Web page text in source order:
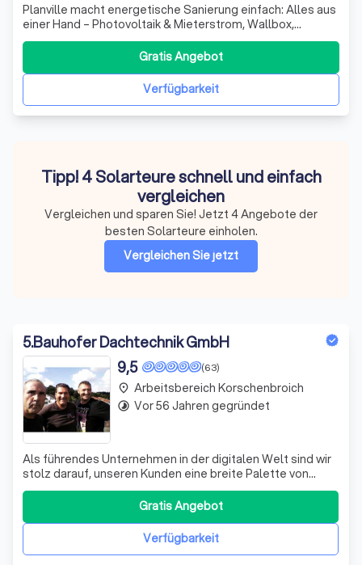
Planville macht energetische Sanierung einfach: Alles aus
einer Hand – Photovoltaik & Mieterstrom, Wallbox,
Wärmepumpen & Klimasysteme, Dach‑ und
Fensterarbeiten – 0€ Anzahlung & Festpreisgarantie.
Verfügbarkeit
Gratis Angebot
Tipp! 4 Solarteure schnell und einfach
vergleichen
Vergleichen und sparen Sie! Jetzt 4 Angebote der
besten Solarteure einholen.
Vergleichen Sie jetzt
5.Bauhofer Dachtechnik GmbH
(63)
9,5
Als führendes Unternehmen in der digitalen Welt sind wir
stolz darauf, unseren Kunden eine breite Palette von
Dienstleistungen anzubieten. Wir sind Experten in den
Bereichen Datenanalyse, digitale Transformation und
Krisenmanagement. Unsere Dienstleistungen sind auf die
spezifischen Bedürfnisse jede
Verfügbarkeit
Gratis Angebot
place Arbeitsbereich Korschenbroich
timelapse Vor 56 Jahren gegründet